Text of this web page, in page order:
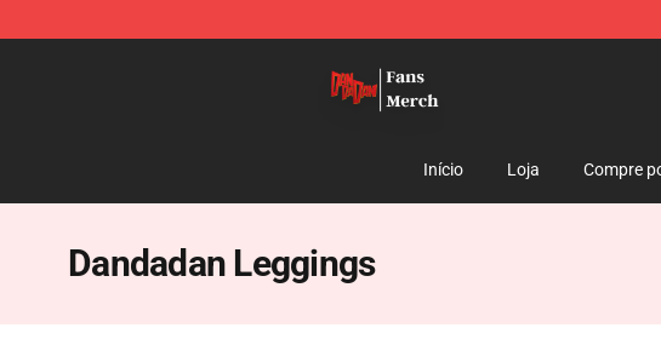
Início Loja Compre
Dandadan Leggings